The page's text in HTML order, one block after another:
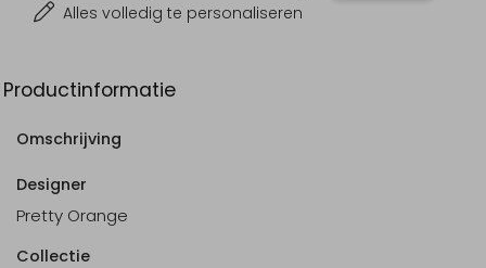
Alles volledig te personaliseren
Productinformatie
Omschrijving
Designer
Pretty Orange
Collectie